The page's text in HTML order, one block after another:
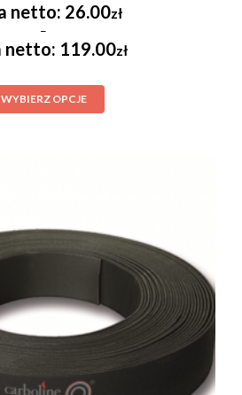
26.00zł
–
119.00zł
WYBIERZ OPCJE